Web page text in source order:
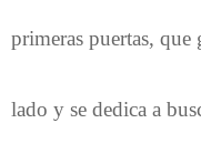
primeras puertas, que
lado y se dedica a